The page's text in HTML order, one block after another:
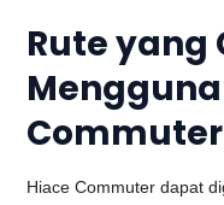
Rute yang
Commuter
Hiace Commuter dapat